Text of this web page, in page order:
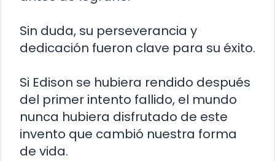
Sin duda, su perseverancia y
dedicación fueron clave para su éxito.
Si Edison se hubiera rendido después
del primer intento fallido, el mundo
nunca hubiera disfrutado de este
invento que cambió nuestra forma
de vida.